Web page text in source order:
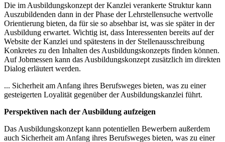
Die im Ausbildungskonzept der Kanzlei verankerte Struktur kann
Auszubildenden dann in der Phase der Lehrstellensuche wertvolle
Orientierung bieten, da für sie so absehbar ist, was sie später in der
Ausbildung erwartet. Wichtig ist, dass Interessenten bereits auf der
Website der Kanzlei und spätestens in der Stellenausschreibung
Konkretes zu den Inhalten des Ausbildungskonzepts finden können.
Auf Jobmessen kann das Ausbildungskonzept zusätzlich im direkten
Dialog erläutert werden.
... Sicherheit am Anfang ihres Berufsweges bieten, was zu einer
gesteigerten Loyalität gegenüber der Ausbildungskanzlei führt.
Perspektiven nach der Ausbildung aufzeigen
Das Ausbildungskonzept kann potentiellen Bewerbern außerdem
auch Sicherheit am Anfang ihres Berufsweges bieten, was zu einer